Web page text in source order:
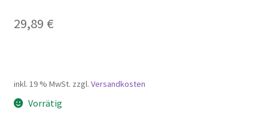
29,89 €
inkl. 19 % MwSt. zzgl. Versandkosten
Vorrätig